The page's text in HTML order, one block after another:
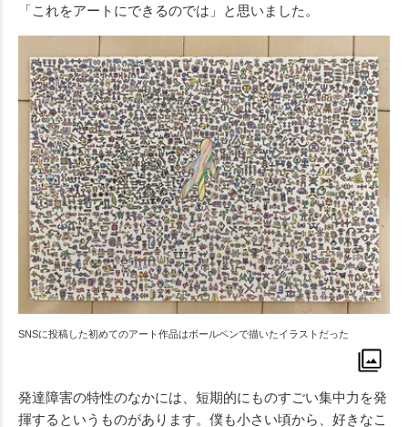
「これをアートにできるのでは」と思いました。
SNSに投稿した初めてのアート作品はボールペンで描いたイラストだった
発達障害の特性のなかには、短期的にものすごい集中力を発
揮するというものがあります。僕も小さい頃から、好きなこ